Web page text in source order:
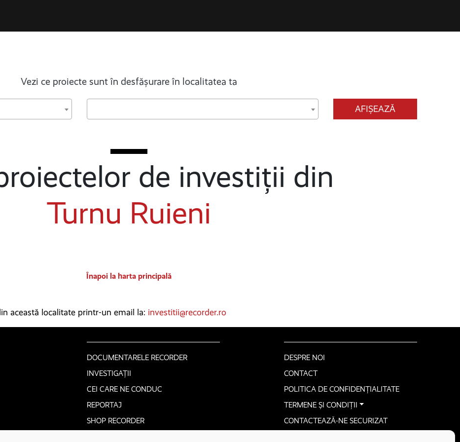
Vezi ce proiecte sunt în desfășurare în localitatea ta
AFIȘEAZĂ
de investiții din
Turnu Ruieni
Înapoi la harta principală
această localitate printr-un email la: investitii@recorder.ro
DOCUMENTARELE RECORDER
INVESTIGAȚII
CEI CARE NE CONDUC
REPORTAJ
SHOP RECORDER
DESPRE NOI
CONTACT
POLITICA DE CONFIDENȚIALITATE
TERMENE ȘI CONDIȚII
CONTACTEAZĂ-NE SECURIZAT